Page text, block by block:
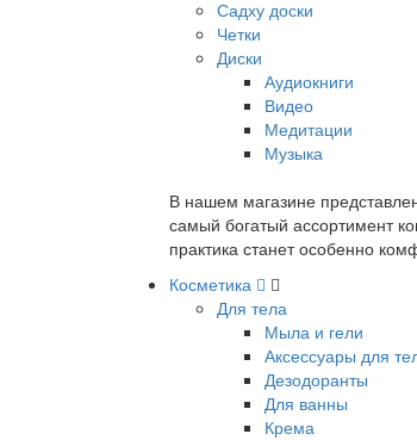
Садху доски
Четки
Диски
Аудиокниги
Видео
Медитации
Музыка
В нашем магазине
самый богатый ассортимент
практика станет особенно
Косметика
Для тела
Мыла и гели
Аксессуары для
Дезодоранты
Для ванны
Крема